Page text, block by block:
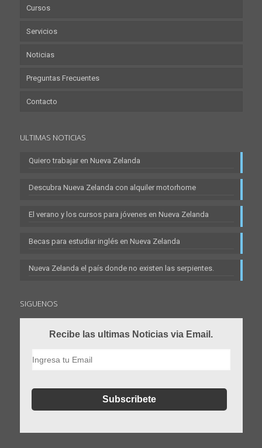
Cursos
Servicios
Noticias
Preguntas Frecuentes
Contacto
ULTIMAS NOTICIAS
Quiero trabajar en Nueva Zelanda
Descubra Nueva Zelanda con alquiler motorhome
El verano y los cursos para jóvenes en Nueva Zelanda
Becas para estudiar inglés en Nueva Zelanda
Nueva Zelanda el país donde no existen las serpientes.
SIGUENOS
Recibe las ultimas Noticias via Email.